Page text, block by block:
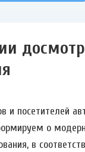
и посетителей
о
в